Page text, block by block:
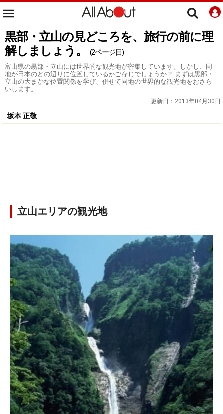
黒部・立山の見どころを、旅行の前に理
解しましょう。
(2ページ目)
富山県の黒部・立山には世界的な観光地が密集しています。しかし、同
地が日本のどの辺りに位置しているかご存じでしょうか？ まずは黒部・
立山の大まかな位置関係を学び、併せて同地の世界的な観光地をおさら
いします。
更新日： 2013年04月30日
坂本 正敬
立山エリアの観光地